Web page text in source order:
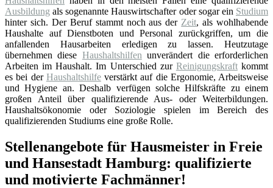
Ausbildung als sogenannte Hauswirtschafter oder sogar ein Studium
hinter sich. Der Beruf stammt noch aus der Zeit, als wohlhabende
Haushalte auf Dienstboten und Personal zurückgriffen, um die
anfallenden Hausarbeiten erledigen zu lassen. Heutzutage
übernehmen diese Haushaltshilfen unverändert die erforderlichen
Arbeiten im Haushalt. Im Unterschied zur Reinigungskraftkommt
es bei der Haushaltshilfeverstärkt auf die Ergonomie, Arbeitsweise
und Hygiene an. Deshalb verfügen solche Hilfskräfte zu einem
großen Anteil über qualifizierende Aus- oder Weiterbildungen.
Haushaltsökonomie oder Soziologie spielen im Bereich des
qualifizierenden Studiums eine große Rolle.
Stellenangebote für Hausmeister in Freie
und Hansestadt Hamburg: qualifizierte
und motivierte Fachmänner!